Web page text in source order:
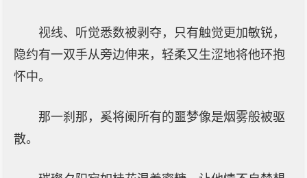
视线、听觉悉数被剥夺，只有触觉更加敏锐，
隐约有一双手从旁边伸来，轻柔又生涩地将他环抱
怀中。
那一刹那，奚将阑所有的噩梦像是烟雾般被驱
散。